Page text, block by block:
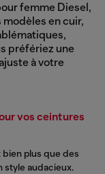
femme Diesel,
en cuir,
préfériez une
à votre
vos ceintures
plus que des
style audacieux.